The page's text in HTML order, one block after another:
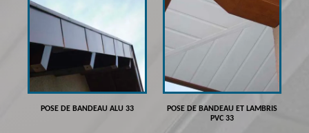
POSE DE BANDEAU ALU 33
POSE DE BANDEAU ET LAMBRIS
PVC 33